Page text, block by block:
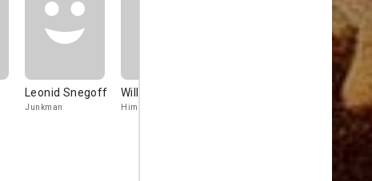
Leonid Snegoff
Junkman
Will James
Himself-Author
Francis
Horse Buyer